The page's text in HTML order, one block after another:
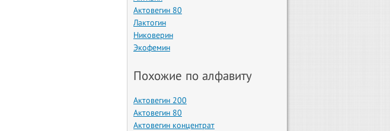
Актовегин 80
Лактогин
Никоверин
Экофемин
Похожие по алфавиту
Актовегин 200
Актовегин 80
Актовегин концентрат